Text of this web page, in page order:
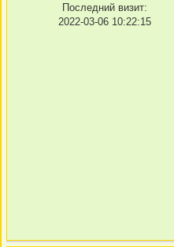
Последний визит:
2022-03-06 10:22:15